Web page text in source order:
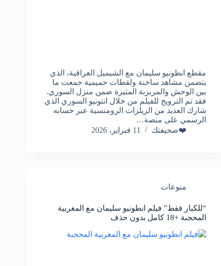
مقطع انطونيو سليمان مع الشيميل العراقية، الذي
يتضمن مشاهد ساخنة ولقطات حميمية جمعت ما
بين الوحش والمربربة المثيرة ضمن منزل السوري.
فقد تم الترويج للفيلم من خلال انتونيو السوري الذي
شارك العديد من الريلزات الرومنسية عبر حسابه
الرسمي على منصة…
❤️صحيفتك
11 فبراير، 2026
منوعات
“للكبار فقط” فيلم انطونيو سليمان مع المغربية
المحجبة +18 كامل بدون حذف